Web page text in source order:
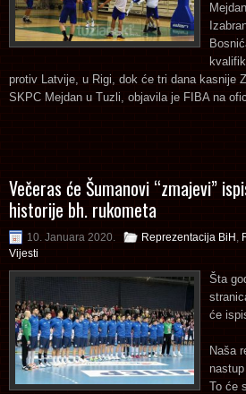
protiv Latvije, u Rigi, dok će tri dana kasnije
SKPC Mejdan u Tuzli, objavila je FIBA na
Večeras će Šumanovi “zmajevi”
historije bh. rukometa
10. Januara 2020. Reprezentacija BiH
Vijesti
Šta
će
Naša
To će